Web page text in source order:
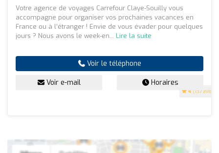
4 (137 avis)
Votre agence de voyages Carrefour Claye-Souilly vous
accompagne pour organiser vos prochaines vacances en
France ou à l’étranger ! Envie de vous évader pour quelques
jours ? Nous avons le week-en... Lire la suite
Voir le téléphone
Voir e-mail Horaires